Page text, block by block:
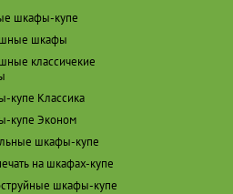
шкафы-купе
шкафы
классичекие
купе Классика
купе Эконом
шкафы-купе
на шкафах-купе
шкафы-купе